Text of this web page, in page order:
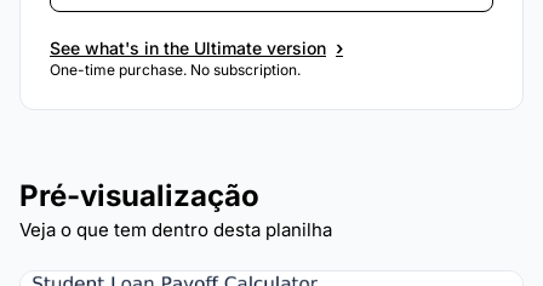
See what's in the Ultimate version ›
One-time purchase. No subscription.
Pré-visualização
Veja o que tem dentro desta planilha